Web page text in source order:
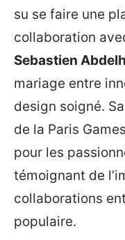
su se faire une
collaboration
Sebastien
mariage entre
design soigné.
de la Paris
pour les
témoignant de
collaborations
populaire.